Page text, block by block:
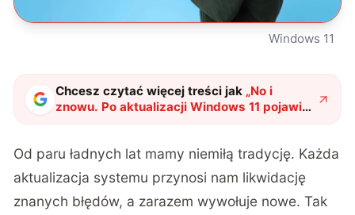
Windows 11
Chcesz czytać więcej treści jak „No i
znowu. Po aktualizacji Windows 11 pojawia
się mnóstwo problemów"?
Od paru ładnych lat mamy niemiłą tradycję. Każda
aktualizacja systemu przynosi nam likwidację
znanych błędów, a zarazem wywołuje nowe. Tak